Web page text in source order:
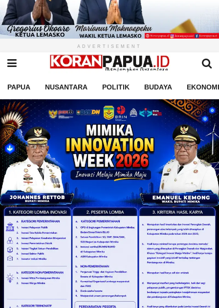
ADVERTISEMENT
PAPUA NUSANTARA POLITIK BUDAYA EKONOMI